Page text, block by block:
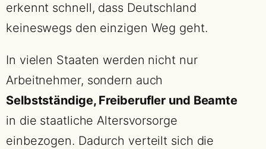
erkennt schnell, dass Deutschland
keineswegs den einzigen Weg geht.
In vielen Staaten werden nicht nur
Arbeitnehmer, sondern auch
Selbstständige, Freiberufler und Beamte
in die staatliche Altersvorsorge
einbezogen. Dadurch verteilt sich die